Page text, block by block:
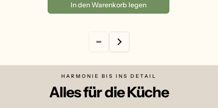
In den Warenkorb legen
HARMONIE BIS INS DETAIL
Alles für die Küche